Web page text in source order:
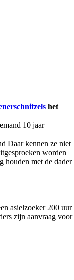
het
10 jaar
Daar kennen ze niet
worden
houden met de dader
asielzoeker 200 uur
zijn aanvraag voor